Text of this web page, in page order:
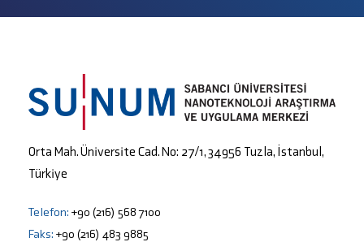
Orta Mah. Üniversite Cad. No: 27/1, 34956 Tuzla, İstanbul,
Türkiye
Telefon: +90 (216) 568 7100
Faks: +90 (216) 483 9885